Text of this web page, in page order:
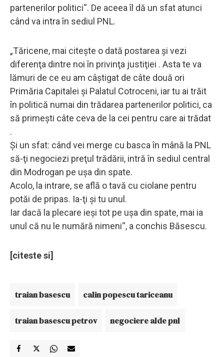
partenerilor politici“. De aceea îl dă un sfat atunci
când va intra în sediul PNL.
„Tăricene, mai citeşte o dată postarea şi vezi
diferenţa dintre noi în privinţa justiţiei . Asta te va
lămuri de ce eu am câştigat de câte două ori
Primăria Capitalei şi Palatul Cotroceni, iar tu ai trăit
în politică numai din trădarea partenerilor politici, ca
să primeşti câte ceva de la cei pentru care ai trădat
.
Şi un sfat: când vei merge cu basca în mână la PNL
să-ţi negociezi preţul trădării, intră în sediul central
din Modrogan pe uşa din spate.
Acolo, la intrare, se află o tavă cu ciolane pentru
potăi de pripas. Ia-ţi şi tu unul.
Iar dacă la plecare ieşi tot pe uşa din spate, mai ia
unul că nu le numără nimeni“, a conchis Băsescu.
[citeste si]
traian basescu calin popescu tariceanu
traian basescu petrov negociere alde pnl